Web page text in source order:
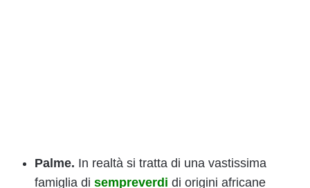
Palme. In realtà si tratta di una vastissima
famiglia di sempreverdi di origini africane